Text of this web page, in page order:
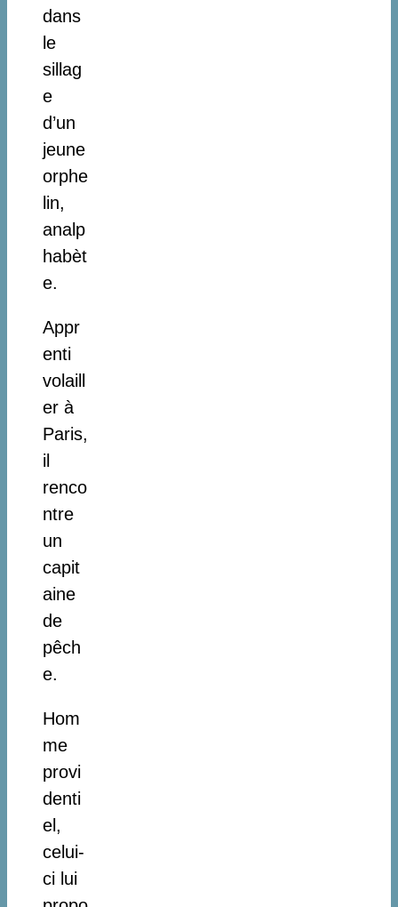
dans
le
sillag
e
d’un
jeune
orphe
lin,
analp
habèt
e.
Appr
enti
volaill
er à
Paris,
il
renco
ntre
un
capit
aine
de
pêch
e.
Hom
me
provi
denti
el,
celui-
ci lui